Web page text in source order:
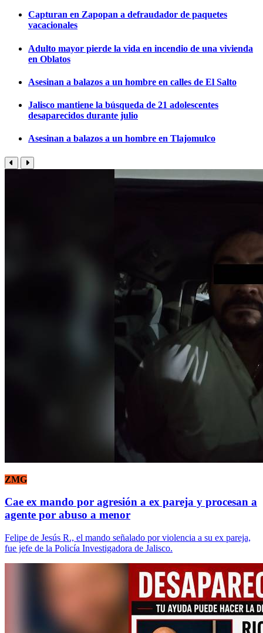
Capturan en Zapopan a defraudador de paquetes
vacacionales
Adulto mayor pierde la vida en incendio de una vivienda
en Oblatos
Asesinan a balazos a un hombre en calles de El Salto
Jalisco mantiene la búsqueda de 21 adolescentes
desaparecidos durante julio
Asesinan a balazos a un hombre en Tlajomulco
ZMG
Cae ex mando por agresión a ex pareja y procesan a
agente por abuso a menor
Felipe de Jesús R., el mando señalado por violencia a su ex pareja,
fue jefe de la Policía Investigadora de Jalisco.